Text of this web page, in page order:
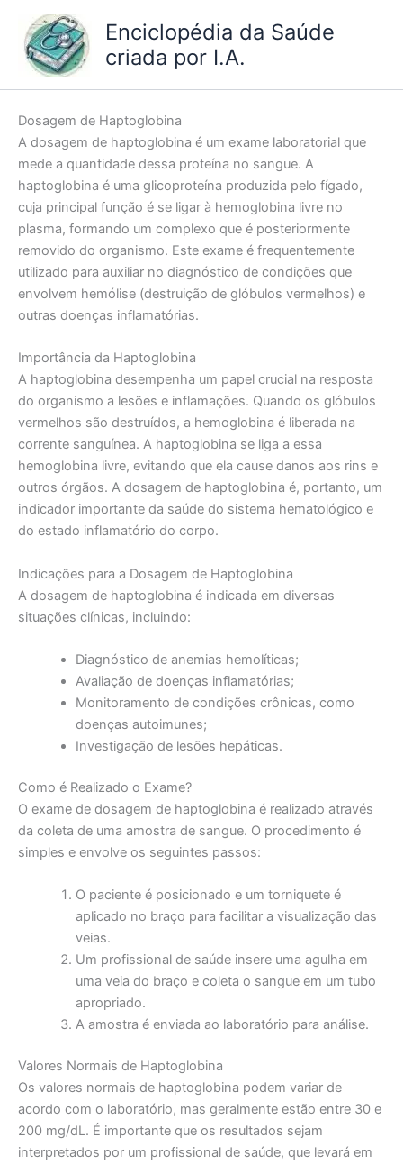
conteúdo
Enciclopédia da Saúde
criada por I.A.
Dosagem de Haptoglobina
A dosagem de haptoglobina é um exame laboratorial que
mede a quantidade dessa proteína no sangue. A
haptoglobina é uma glicoproteína produzida pelo fígado,
cuja principal função é se ligar à hemoglobina livre no
plasma, formando um complexo que é posteriormente
removido do organismo. Este exame é frequentemente
utilizado para auxiliar no diagnóstico de condições que
envolvem hemólise (destruição de glóbulos vermelhos) e
outras doenças inflamatórias.
Importância da Haptoglobina
A haptoglobina desempenha um papel crucial na resposta
do organismo a lesões e inflamações. Quando os glóbulos
vermelhos são destruídos, a hemoglobina é liberada na
corrente sanguínea. A haptoglobina se liga a essa
hemoglobina livre, evitando que ela cause danos aos rins e
outros órgãos. A dosagem de haptoglobina é, portanto, um
indicador importante da saúde do sistema hematológico e
do estado inflamatório do corpo.
Indicações para a Dosagem de Haptoglobina
A dosagem de haptoglobina é indicada em diversas
situações clínicas, incluindo:
Diagnóstico de anemias hemolíticas;
Avaliação de doenças inflamatórias;
Monitoramento de condições crônicas, como
doenças autoimunes;
Investigação de lesões hepáticas.
Como é Realizado o Exame?
O exame de dosagem de haptoglobina é realizado através
da coleta de uma amostra de sangue. O procedimento é
simples e envolve os seguintes passos:
O paciente é posicionado e um torniquete é
aplicado no braço para facilitar a visualização das
veias.
Um profissional de saúde insere uma agulha em
uma veia do braço e coleta o sangue em um tubo
apropriado.
A amostra é enviada ao laboratório para análise.
Valores Normais de Haptoglobina
Os valores normais de haptoglobina podem variar de
acordo com o laboratório, mas geralmente estão entre 30 e
200 mg/dL. É importante que os resultados sejam
interpretados por um profissional de saúde, que levará em